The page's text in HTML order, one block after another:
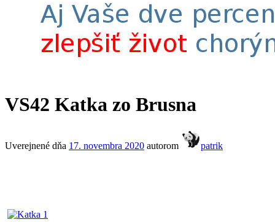
VS42 Katka zo Brusna
Uverejnené dňa 17. novembra 2020 autorom patrik